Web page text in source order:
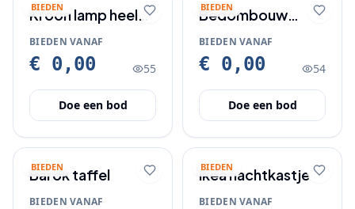
BIEDEN
Kroon lamp heel
mooi
BIEDEN VANAF
€ 0,00 55
Doe een bod
BIEDEN
Bedombouw
200x180
BIEDEN VANAF
€ 0,00 54
Doe een bod
BIEDEN
Barok taffel
BIEDEN VANAF
BIEDEN
Ikea nachtkastje
BIEDEN VANAF